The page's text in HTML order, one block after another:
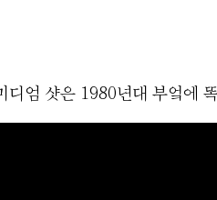
디엄 샷은 1980년대 부엌에